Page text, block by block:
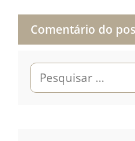
Pesquisar
por: